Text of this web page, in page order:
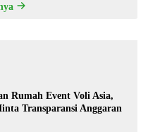
Rumah Event Voli Asia,
Transparansi Anggaran